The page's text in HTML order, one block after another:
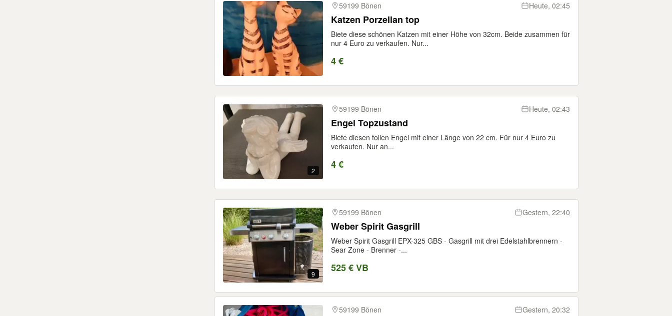
59199 Bönen Heute, 02:45
Katzen Porzellan top
Biete diese schönen Katzen mit einer Höhe von 32cm. Beide zusammen für
nur 4 Euro zu verkaufen. Nur...
4 €
2
59199 Bönen Heute, 02:43
Engel Topzustand
Biete diesen tollen Engel mit einer Länge von 22 cm. Für nur 4 Euro zu
verkaufen. Nur an...
4 €
9
59199 Bönen Gestern, 22:40
Weber Spirit Gasgrill
Weber Spirit Gasgrill EPX-325 GBS - Gasgrill mit drei Edelstahlbrennern -
Sear Zone - Brenner -...
525 € VB
59199 Bönen Gestern, 20:32